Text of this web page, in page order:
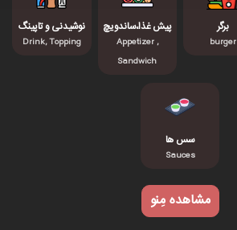
برگر
burger
پیش غذا،ساندویچ
Appetizer ,
Sandwich
نوشیدنی و تاپینگ
Drink, Topping
سس ها
Sauces
مشاهده مِنو